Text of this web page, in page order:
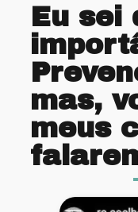
Eu sei
mas,
meus